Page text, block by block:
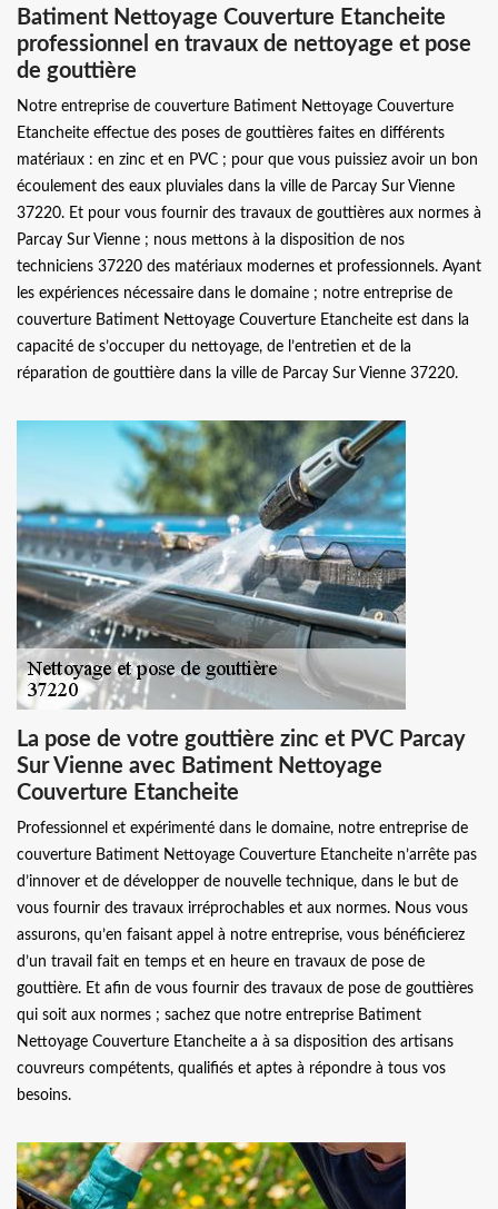
Batiment Nettoyage Couverture Etancheite
professionnel en travaux de nettoyage et pose
de gouttière
Notre entreprise de couverture Batiment Nettoyage Couverture
Etancheite effectue des poses de gouttières faites en différents
matériaux : en zinc et en PVC ; pour que vous puissiez avoir un bon
écoulement des eaux pluviales dans la ville de Parcay Sur Vienne
37220. Et pour vous fournir des travaux de gouttières aux normes à
Parcay Sur Vienne ; nous mettons à la disposition de nos
techniciens 37220 des matériaux modernes et professionnels. Ayant
les expériences nécessaire dans le domaine ; notre entreprise de
couverture Batiment Nettoyage Couverture Etancheite est dans la
capacité de s’occuper du nettoyage, de l’entretien et de la
réparation de gouttière dans la ville de Parcay Sur Vienne 37220.
La pose de votre gouttière zinc et PVC Parcay
Sur Vienne avec Batiment Nettoyage
Couverture Etancheite
Professionnel et expérimenté dans le domaine, notre entreprise de
couverture Batiment Nettoyage Couverture Etancheite n’arrête pas
d’innover et de développer de nouvelle technique, dans le but de
vous fournir des travaux irréprochables et aux normes. Nous vous
assurons, qu’en faisant appel à notre entreprise, vous bénéficierez
d’un travail fait en temps et en heure en travaux de pose de
gouttière. Et afin de vous fournir des travaux de pose de gouttières
qui soit aux normes ; sachez que notre entreprise Batiment
Nettoyage Couverture Etancheite a à sa disposition des artisans
couvreurs compétents, qualifiés et aptes à répondre à tous vos
besoins.